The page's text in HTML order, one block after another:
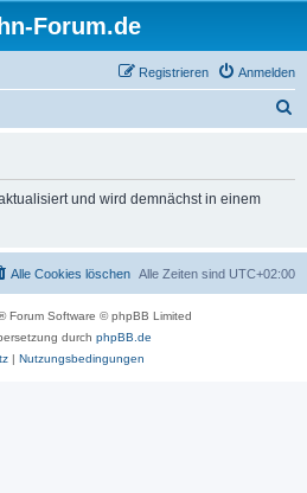
Forum.de
Anmelden
Registrieren
und wird demnächst in einem
Alle Zeiten sind UTC+02:00
Alle Cookies löschen
Forum Software © phpBB Limited
durch phpBB.de
| Nutzungsbedingungen